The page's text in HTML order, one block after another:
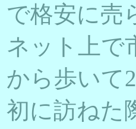
で格安に売
ネット上で
から歩いて
初に訪ねた